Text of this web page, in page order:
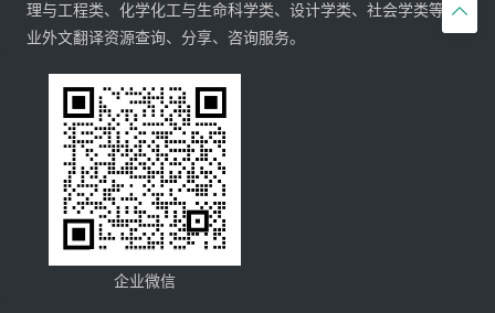

理与工程类、化学化工与生命科学类、设计学类、社会学类等专
业外文翻译资源查询、分享、咨询服务。
企业微信